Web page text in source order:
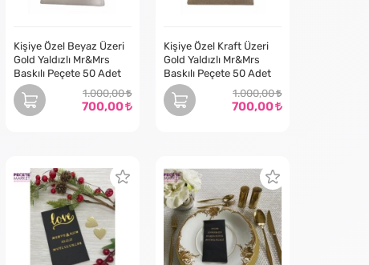
için mükemmel özel peçeteleri yaratmanıza nasıl
Kişiye Özel Beyaz Üzeri
Gold Yaldızlı Mr&Mrs
Baskılı Peçete 50 Adet
1.000,00
700,00
Kişiye Özel Kraft Üzeri
Gold Yaldızlı Mr&Mrs
Baskılı Peçete 50 Adet
1.000,00
700,00